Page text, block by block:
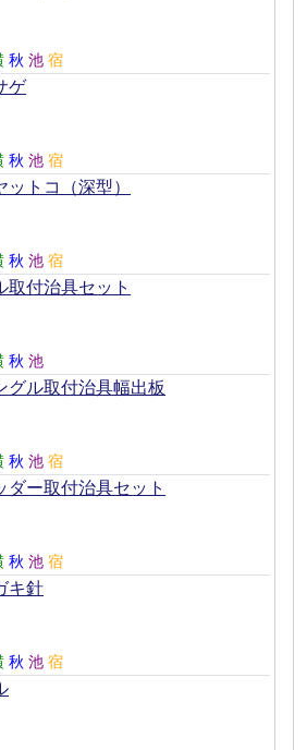
秋 池 宿
ゲ
秋 池 宿
トコ（深型）
秋 池 宿
付治具セット
秋 池
ル取付治具幅出板
秋 池 宿
ー取付治具セット
秋 池 宿
キ針
秋 池 宿